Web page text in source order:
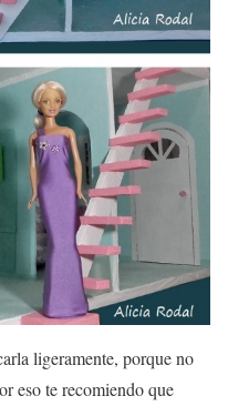
ligeramente, porque no
eso te recomiendo que